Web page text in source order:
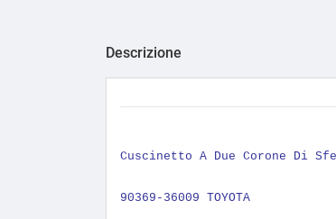
Descrizione
Cuscinetto A Due Corone Di
90369-36009 TOYOTA